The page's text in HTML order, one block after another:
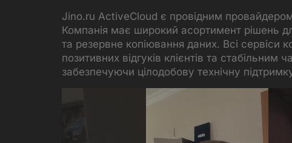
Jino.ru ActiveCloud є провідним
Компанія має широкий асортимент рішень
та резервне копіювання даних. Всі сервіси
позитивних відгуків клієнтів та
забезпечуючи цілодобову технічну